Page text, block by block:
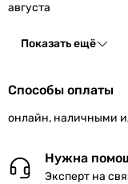
августа
Показать ещё
Способы оплаты
онлайн, наличными
Нужна
Эксперт на